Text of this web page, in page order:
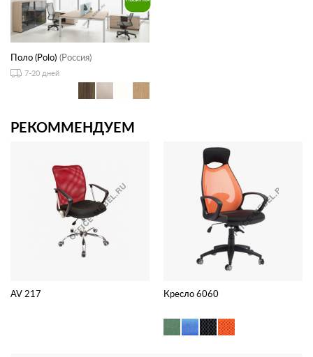
Поло (Polo) (Россия)
7-20 дней
РЕКОММЕНДУЕМ
AV 217 Кресло 6060